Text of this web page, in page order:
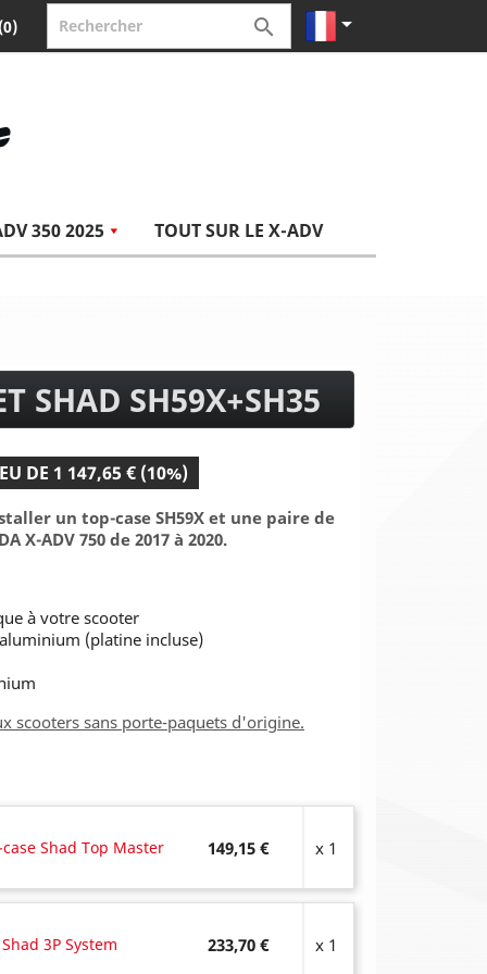
 
350 2025 TOUT SUR LE X-ADV
SHAD SH59X+SH35
DE 1 147,65 € (10%)
un top-case SH59X et une paire de
X-ADV 750 de 2017 à 2020.
à votre scooter
(platine incluse)
scooters sans porte-paquets d'origine.
Shad Top Master 149,15 € x 1
3P System 233,70 € x 1